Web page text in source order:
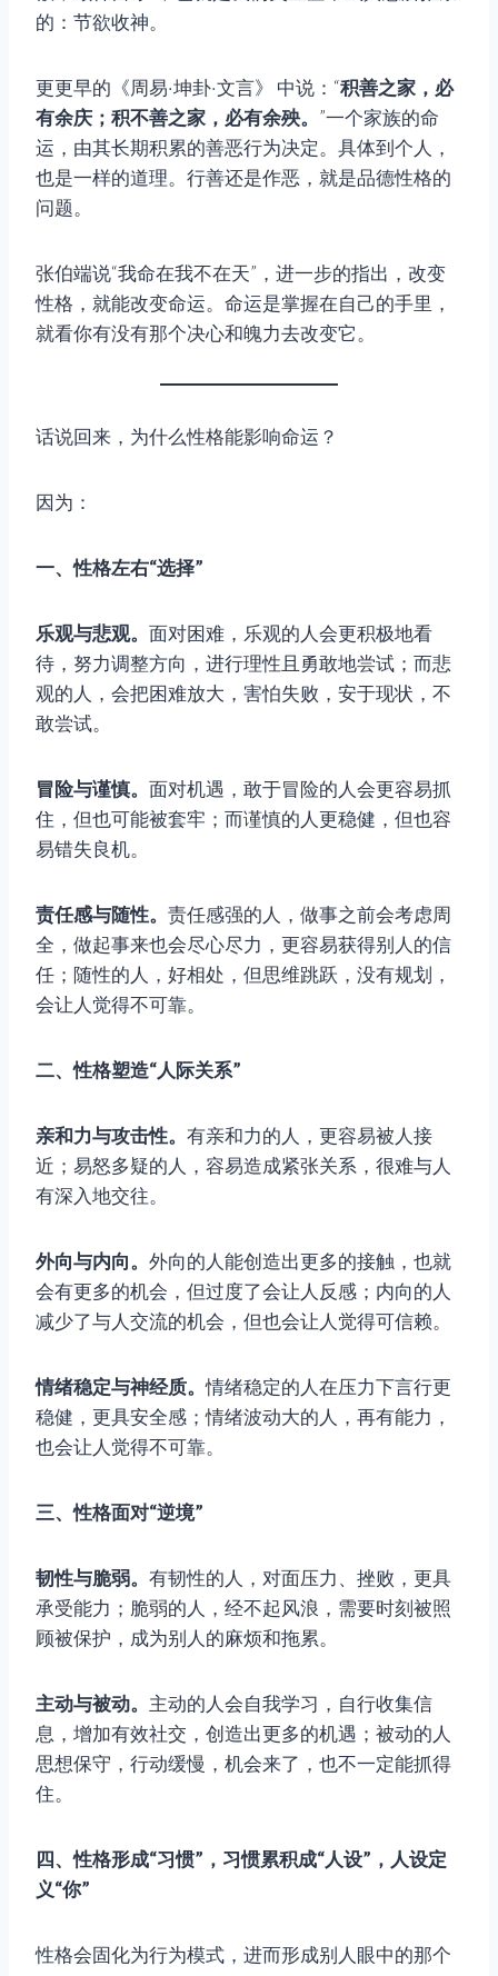
的：节欲收神。
更更早的《周易·坤卦·文言》 中说：“积善之家，必
有余庆；积不善之家，必有余殃。 ”一个家族的命
运，由其长期积累的善恶行为决定。具体到个人，
也是一样的道理。行善还是作恶，就是品德性格的
问题。
张伯端说“我命在我不在天”，进一步的指出，改变
性格，就能改变命运。命运是掌握在自己的手里，
就看你有没有那个决心和魄力去改变它。
话说回来，为什么性格能影响命运？
因为：
一、性格左右“选择”
乐观与悲观。 面对困难，乐观的人会更积极地看
待，努力调整方向，进行理性且勇敢地尝试；而悲
观的人，会把困难放大，害怕失败，安于现状，不
敢尝试。
冒险与谨慎。 面对机遇，敢于冒险的人会更容易抓
住，但也可能被套牢；而谨慎的人更稳健，但也容
易错失良机。
责任感与随性。 责任感强的人，做事之前会考虑周
全，做起事来也会尽心尽力，更容易获得别人的信
任；随性的人，好相处，但思维跳跃，没有规划，
会让人觉得不可靠。
二、性格塑造“人际关系”
亲和力与攻击性。 有亲和力的人，更容易被人接
近；易怒多疑的人，容易造成紧张关系，很难与人
有深入地交往。
外向与内向。 外向的人能创造出更多的接触，也就
会有更多的机会，但过度了会让人反感；内向的人
减少了与人交流的机会，但也会让人觉得可信赖。
情绪稳定与神经质。情绪稳定的人在压力下言行更
稳健，更具安全感；情绪波动大的人，再有能力，
也会让人觉得不可靠。
三、性格面对“逆境”
韧性与脆弱。 有韧性的人，对面压力、挫败，更具
承受能力；脆弱的人，经不起风浪，需要时刻被照
顾被保护，成为别人的麻烦和拖累。
主动与被动。 主动的人会自我学习，自行收集信
息，增加有效社交，创造出更多的机遇；被动的人
思想保守，行动缓慢，机会来了，也不一定能抓得
住。
四、性格形成“习惯”，习惯累积成“人设”，人设定
义“你”
性格会固化为行为模式，进而形成别人眼中的那个